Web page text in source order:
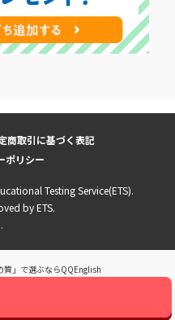
商取引に基づく表記
ポリシー
Testing Service(ETS).
by ETS.
」で選ぶならQQEnglish